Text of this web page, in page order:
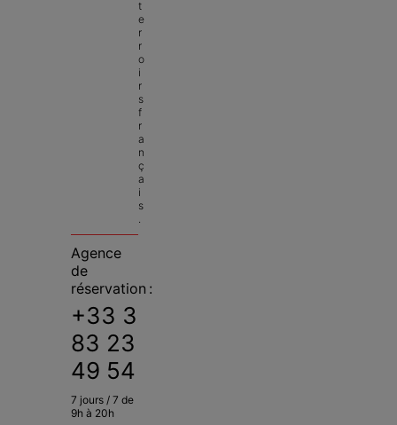
t
e
r
r
o
i
r
s
f
r
a
n
ç
a
i
s
.
Agence
de
réservation :
+33 3
83 23
49 54
7 jours / 7 de
9h à 20h